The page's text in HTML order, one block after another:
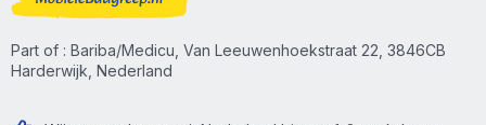
Part of : Bariba/Medicu, Van Leeuwenhoekstraat 22, 3846CB
Harderwijk, Nederland